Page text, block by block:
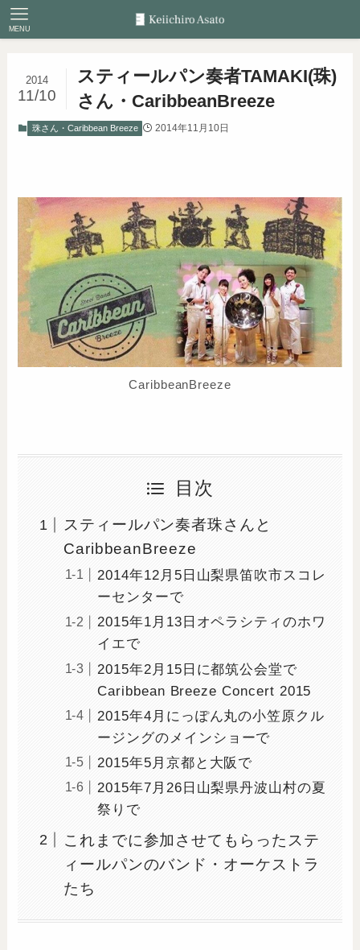
MENU
スティールパン奏者TAMAKI(珠)
さん・CaribbeanBreeze
2014
11/10
珠さん・Caribbean Breeze 2014年11月10日
CaribbeanBreeze
目次
スティールパン奏者珠さんと
CaribbeanBreeze
2014年12月5日山梨県笛吹市スコレ
ーセンターで
2015年1月13日オペラシティのホワ
イエで
2015年2月15日に都筑公会堂で
Caribbean Breeze Concert 2015
2015年4月にっぽん丸の小笠原クル
ージングのメインショーで
2015年5月京都と大阪で
2015年7月26日山梨県丹波山村の夏
祭りで
これまでに参加させてもらったステ
ィールパンのバンド・オーケストラ
たち